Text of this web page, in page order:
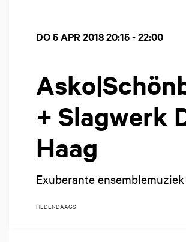
+ Slagwerk
Haag
Exuberante ensemblemuziek
DO 5 APR 201820:15 - 22:00
HEDENDAAGS